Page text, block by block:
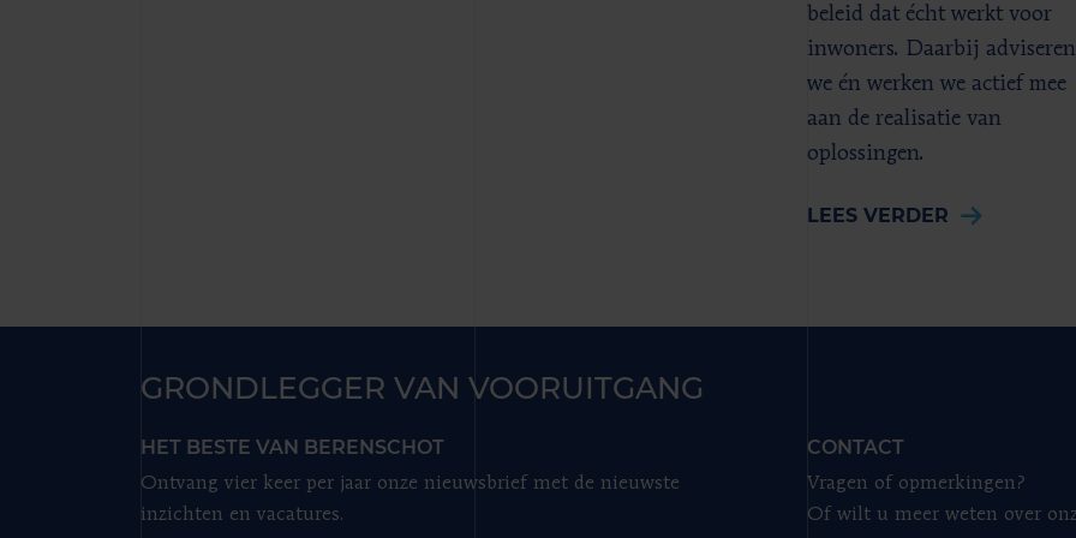
beleid dat écht werkt voor
inwoners. Daarbij adviseren
we én werken we actief mee
aan de realisatie van
oplossingen.
LEES VERDER
GRONDLEGGER VAN VOORUITGANG
HET BESTE VAN BERENSCHOT
Ontvang vier keer per jaar onze nieuwsbrief met de nieuwste
inzichten en vacatures.
CONTACT
Vragen of opmerkingen?
Of wilt u meer weten over